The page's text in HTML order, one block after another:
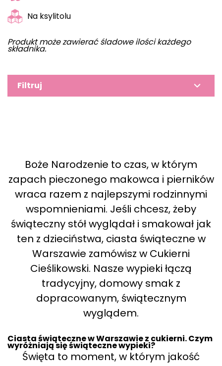
Na ksylitolu
Produkt może zawierać śladowe ilości każdego
składnika.
Filtruj
Boże Narodzenie to czas, w którym
zapach pieczonego makowca i pierników
wraca razem z najlepszymi rodzinnymi
wspomnieniami. Jeśli chcesz, żeby
świąteczny stół wyglądał i smakował jak
ten z dzieciństwa, ciasta świąteczne w
Warszawie zamówisz w Cukierni
Cieślikowski. Nasze wypieki łączą
tradycyjny, domowy smak z
dopracowanym, świątecznym
wyglądem.
Ciasta świąteczne w Warszawie z cukierni. Czym
wyróżniają się świąteczne wypieki?
Święta to moment, w którym jakość